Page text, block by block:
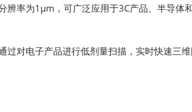
辨率为1μm，可广泛应用于3C产品、半导体
过对电子产品进行低剂量扫描，实时快速三